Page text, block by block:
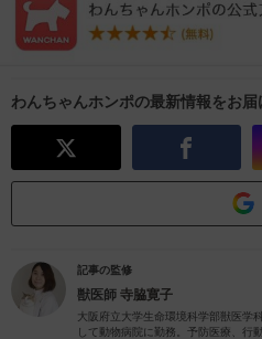
わんちゃんホンポの最新情報をお届
記事の監修
獣医師 寺脇寛子
大阪府立大学生命環境科学部獣医学
して動物病院に勤務。予防医療、行